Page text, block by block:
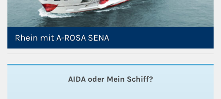
Rhein mit A-ROSA SENA
AIDA oder Mein Schiff?